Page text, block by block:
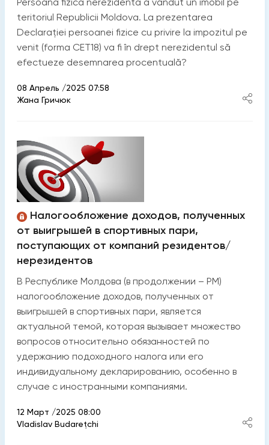
teritoriul Republicii Moldova. La prezentarea
Declarației persoanei fizice cu privire la impozitul pe
venit (forma CET18) va fi în drept nerezidentul să
efectueze desemnarea procentuală?
08 Апрель /2025 07:58
Жана Гричюк
Налогообложение доходов, полученных
от выигрышей в спортивных пари,
поступающих от компаний резидентов/
нерезидентов
В Республике Молдова (в продолжении – РМ)
налогообложение доходов, полученных от
выигрышей в спортивных пари, является
актуальной темой, которая вызывает множество
вопросов относительно обязанностей по
удержанию подоходного налога или его
индивидуальному декларированию, особенно в
случае с иностранными компаниями.
12 Март /2025 08:00
Vladislav Budarețchi